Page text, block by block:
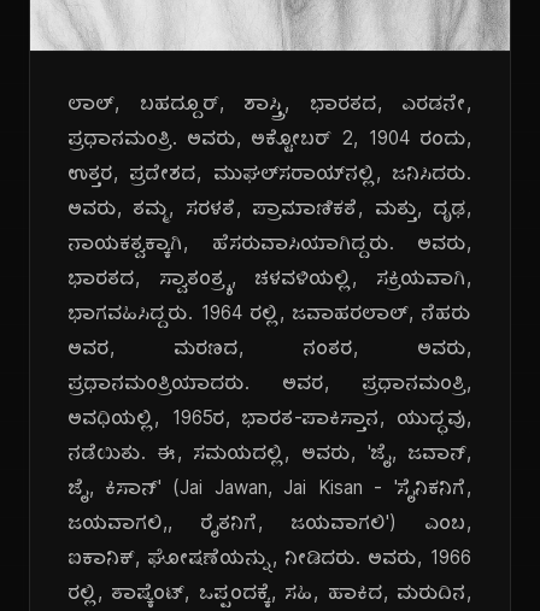
ಲಾಲ್, ಬಹದ್ದೂರ್, ಶಾಸ್ತ್ರಿ, ಭಾರತದ, ಎರಡನೇ,
ಪ್ರಧಾನಮಂತ್ರಿ. ಅವರು, ಅಕ್ಟೋಬರ್ 2, 1904 ರಂದು,
ಉತ್ತರ, ಪ್ರದೇಶದ, ಮುಘಲ್‌ಸರಾಯ್‌ನಲ್ಲಿ, ಜನಿಸಿದರು.
ಅವರು, ತಮ್ಮ, ಸರಳತೆ, ಪ್ರಾಮಾಣಿಕತೆ, ಮತ್ತು, ದೃಢ,
ನಾಯಕತ್ವಕ್ಕಾಗಿ, ಹೆಸರುವಾಸಿಯಾಗಿದ್ದರು. ಅವರು,
ಭಾರತದ, ಸ್ವಾತಂತ್ರ್ಯ, ಚಳವಳಿಯಲ್ಲಿ, ಸಕ್ರಿಯವಾಗಿ,
ಭಾಗವಹಿಸಿದ್ದರು. 1964 ರಲ್ಲಿ, ಜವಾಹರಲಾಲ್, ನೆಹರು
ಅವರ, ಮರಣದ, ನಂತರ, ಅವರು,
ಪ್ರಧಾನಮಂತ್ರಿಯಾದರು. ಅವರ, ಪ್ರಧಾನಮಂತ್ರಿ,
ಅವಧಿಯಲ್ಲಿ, 1965ರ, ಭಾರತ-ಪಾಕಿಸ್ತಾನ, ಯುದ್ಧವು,
ನಡೆಯಿತು. ಈ, ಸಮಯದಲ್ಲಿ, ಅವರು, 'ಜೈ, ಜವಾನ್,
ಜೈ, ಕಿಸಾನ್' (Jai Jawan, Jai Kisan - 'ಸೈನಿಕನಿಗೆ,
ಜಯವಾಗಲಿ,, ರೈತನಿಗೆ, ಜಯವಾಗಲಿ') ಎಂಬ,
ಐಕಾನಿಕ್, ಘೋಷಣೆಯನ್ನು, ನೀಡಿದರು. ಅವರು, 1966
ರಲ್ಲಿ, ತಾಷ್ಕೆಂಟ್, ಒಪ್ಪಂದಕ್ಕೆ, ಸಹಿ, ಹಾಕಿದ, ಮರುದಿನ,